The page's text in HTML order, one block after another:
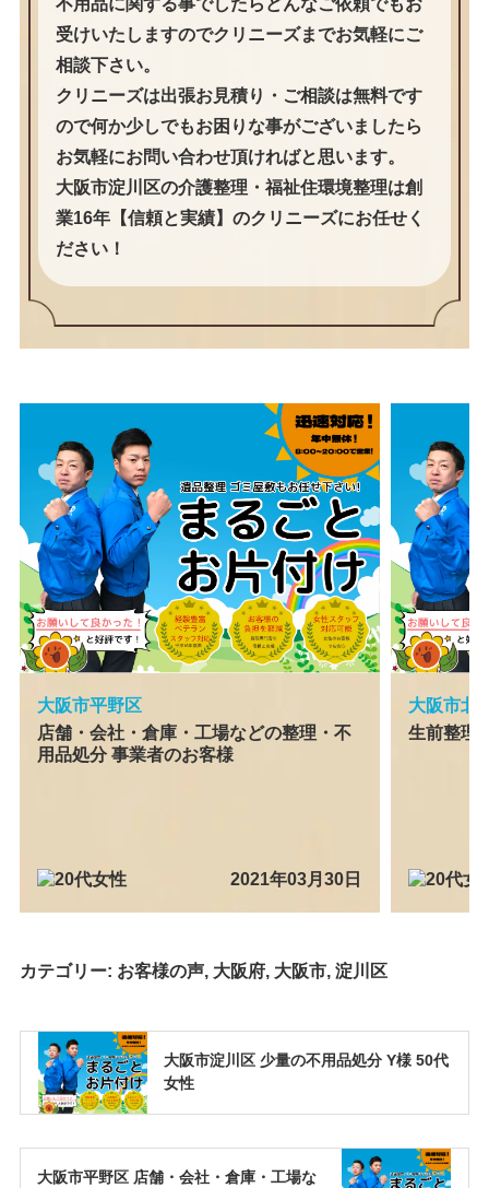
不用品に関する事でしたらどんなご依頼でもお
受けいたしますのでクリニーズまでお気軽にご
相談下さい。
クリニーズは出張お見積り・ご相談は無料です
ので何か少しでもお困りな事がございましたら
お気軽にお問い合わせ頂ければと思います。
大阪市淀川区の介護整理・福祉住環境整理は創
業16年【信頼と実績】のクリニーズにお任せく
ださい！
大阪市平野区
店舗・会社・倉庫・工場などの整理・不
用品処分 事業者のお客様
2021年03月30日
大阪市北
生前整理
カテゴリー: お客様の声, 大阪府, 大阪市, 淀川区
大阪市淀川区 少量の不用品処分 Y様 50代
女性
大阪市平野区 店舗・会社・倉庫・工場な